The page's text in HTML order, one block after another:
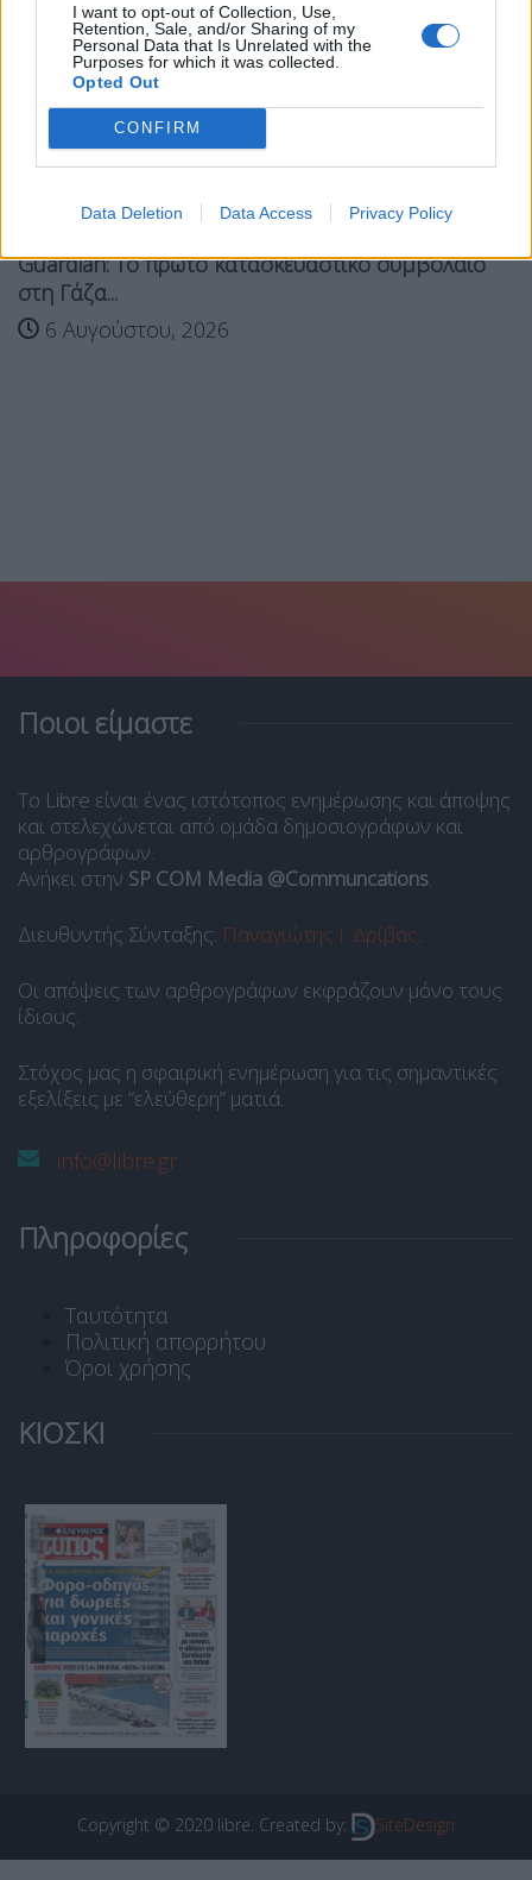
I want to opt-out of Collection, Use,
Retention, Sale, and/or Sharing of my
Personal Data that Is Unrelated with the
Purposes for which it was collected.
Opted Out
CONFIRM
Data Deletion Data Access Privacy Policy
Guardian: Το πρώτο κατασκευαστικό συμβόλαιο
στη Γάζα...
6 Αυγούστου, 2026
Ποιοι είμαστε
Το Libre είναι ένας ιστότοπος ενημέρωσης και άποψης
και στελεχώνεται από ομάδα δημοσιογράφων και
αρθρογράφων.
Ανήκει στην SP COM Media @Communcations.
Διευθυντής Σύνταξης: Παναγιώτης Ι. Δρίβας.
Οι απόψεις των αρθρογράφων εκφράζουν μόνο τους
ίδιους.
Στόχος μας η σφαιρική ενημέρωση για τις σημαντικές
εξελίξεις με “ελεύθερη” ματιά.
info@libre.gr
Πληροφορίες
Ταυτότητα
Πολιτική απορρήτου
Όροι χρήσης
ΚΙΟΣΚΙ
Copyright © 2020 libre. Created by: SiteDesign